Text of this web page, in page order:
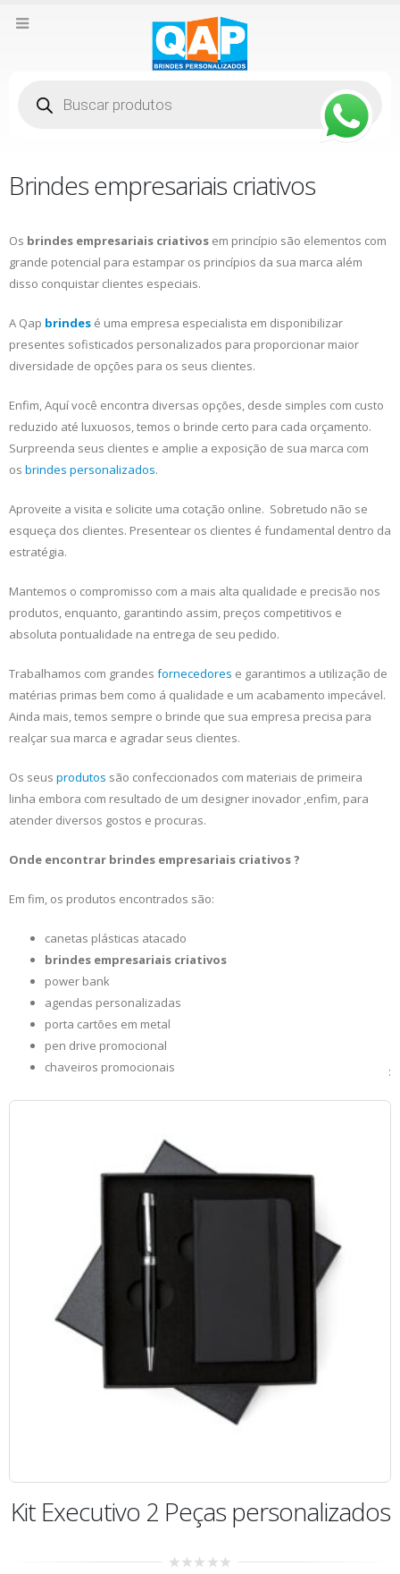
produtos
Brindes empresariais criativos
Os brindes empresariais criativos em princípio são elementos com
grande potencial para estampar os princípios da sua marca além
disso conquistar clientes especiais.
A Qap brindes é uma empresa especialista em disponibilizar
presentes sofisticados personalizados para proporcionar maior
diversidade de opções para os seus clientes.
Enfim, Aquí você encontra diversas opções, desde simples com custo
reduzido até luxuosos, temos o brinde certo para cada orçamento.
Surpreenda seus clientes e amplie a exposição de sua marca com
os brindes personalizados.
Aproveite a visita e solicite uma cotação online. Sobretudo não se
esqueça dos clientes. Presentear os clientes é fundamental dentro da
estratégia.
Mantemos o compromisso com a mais alta qualidade e precisão nos
produtos, enquanto, garantindo assim, preços competitivos e
absoluta pontualidade na entrega de seu pedido.
Trabalhamos com grandes fornecedores e garantimos a utilização de
matérias primas bem como á qualidade e um acabamento impecável.
Ainda mais, temos sempre o brinde que sua empresa precisa para
realçar sua marca e agradar seus clientes.
Os seus produtos são confeccionados com materiais de primeira
linha embora com resultado de um designer inovador ,enfim, para
atender diversos gostos e procuras.
Onde encontrar brindes empresariais criativos ?
Em fim, os produtos encontrados são:
canetas plásticas atacado
brindes empresariais criativos
power bank
agendas personalizadas
porta cartões em metal
pen drive promocional
chaveiros promocionais
:
Kit Executivo 2 Peças personalizados